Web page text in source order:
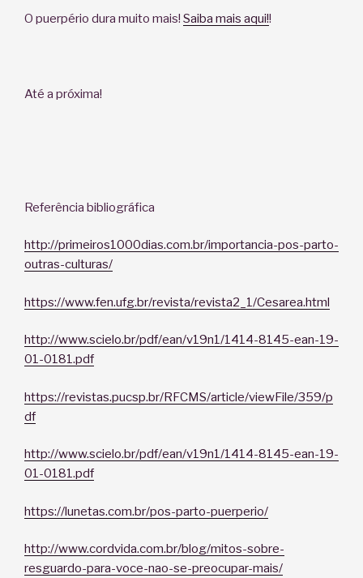
O puerpério dura muito mais! Saiba mais aqui!!
Até a próxima!
Referência bibliográfica
http://primeiros1000dias.com.br/importancia-pos-parto-
outras-culturas/
https://www.fen.ufg.br/revista/revista2_1/Cesarea.html
http://www.scielo.br/pdf/ean/v19n1/1414-8145-ean-19-
01-0181.pdf
https://revistas.pucsp.br/RFCMS/article/viewFile/359/p
df
http://www.scielo.br/pdf/ean/v19n1/1414-8145-ean-19-
01-0181.pdf
https://lunetas.com.br/pos-parto-puerperio/
http://www.cordvida.com.br/blog/mitos-sobre-
resguardo-para-voce-nao-se-preocupar-mais/